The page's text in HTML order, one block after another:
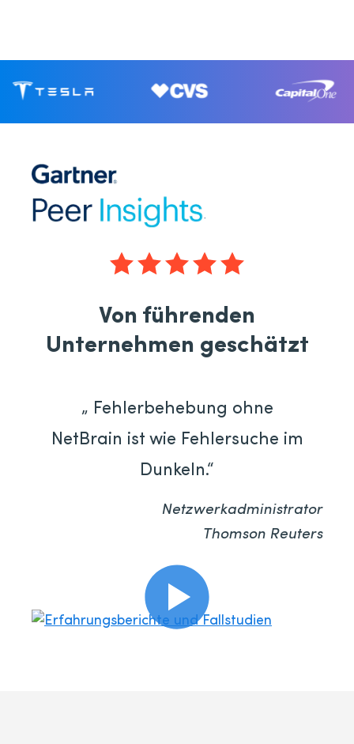
Von führenden
Unternehmen geschätzt
„ Fehlerbehebung ohne
NetBrain ist wie Fehlersuche im
Dunkeln.“
Netzwerkadministrator
Thomson Reuters